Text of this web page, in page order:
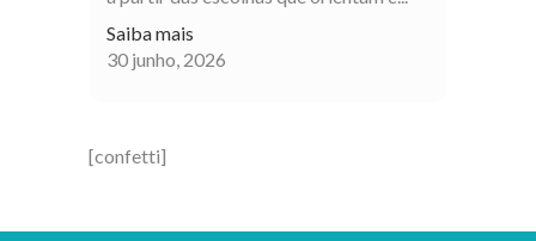
Saiba mais
30 junho, 2026
[confetti]